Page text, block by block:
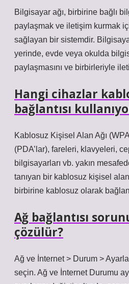
Bilgisayar ağı, birbirine bağlı
paylaşmak ve iletişim kurmak
sağlayan bir sistemdir.
yerinde, evde veya okulda
paylaşmasını ve birbirleriyle
Hangi cihazlar
bağlantısı
Kablosuz Kişisel Alan Ağı
(PDA’lar), fareleri, klavyeleri,
bilgisayarları vb. yakın
tanıyan bir kablosuz kişisel
birbirine kablosuz olarak
Ağ bağlantısı
çözülür?
Ağ ve İnternet > Durum >
seçin. Ağ ve İnternet Durumu